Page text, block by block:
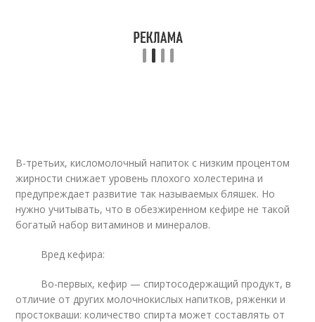
В-третьих, кисломолочный напиток с низким процентом
жирности снижает уровень плохого холестерина и
предупреждает развитие так называемых бляшек. Но
нужно учитывать, что в обезжиренном кефире не такой
богатый набор витаминов и минералов.
Вред кефира:
Во-первых, кефир — спиртосодержащий продукт, в
отличие от других молочнокислых напитков, ряженки и
простокваши: количество спирта может составлять от